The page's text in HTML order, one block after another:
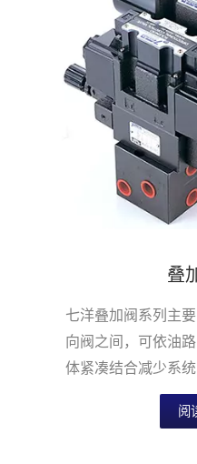
叠
七洋叠加阀系列主
向阀之间，可依油
体紧凑结合减少系
适用于国际安装面
阅